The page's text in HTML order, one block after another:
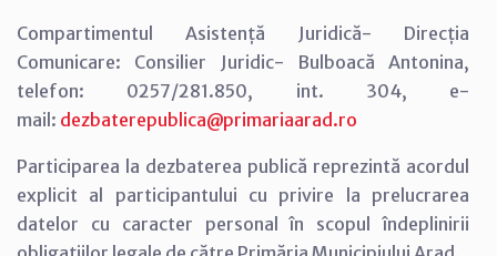
Compartimentul Asistență Juridică- Direcția
Comunicare: Consilier Juridic- Bulboacă Antonina,
telefon: 0257/281.850, int. 304, e-
mail: dezbaterepublica@primariaarad.ro
Participarea la dezbaterea publică reprezintă acordul
explicit al participantului cu privire la prelucrarea
datelor cu caracter personal în scopul îndeplinirii